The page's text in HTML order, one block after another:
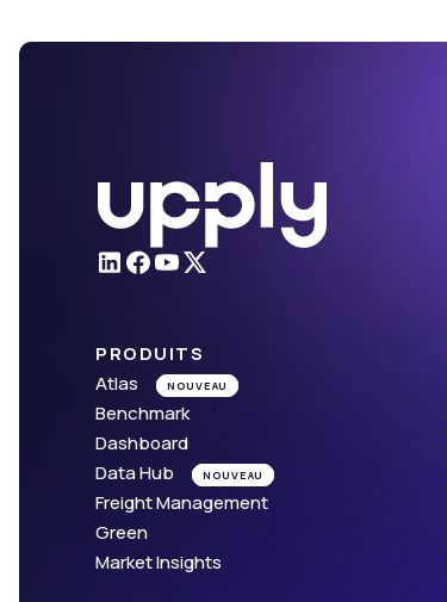
PRODUITS
Atlas
NOUVEAU
Benchmark
Dashboard
Data Hub
NOUVEAU
Freight Management
Green
Market Insights